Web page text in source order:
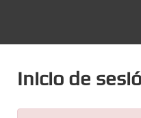
Inicio de